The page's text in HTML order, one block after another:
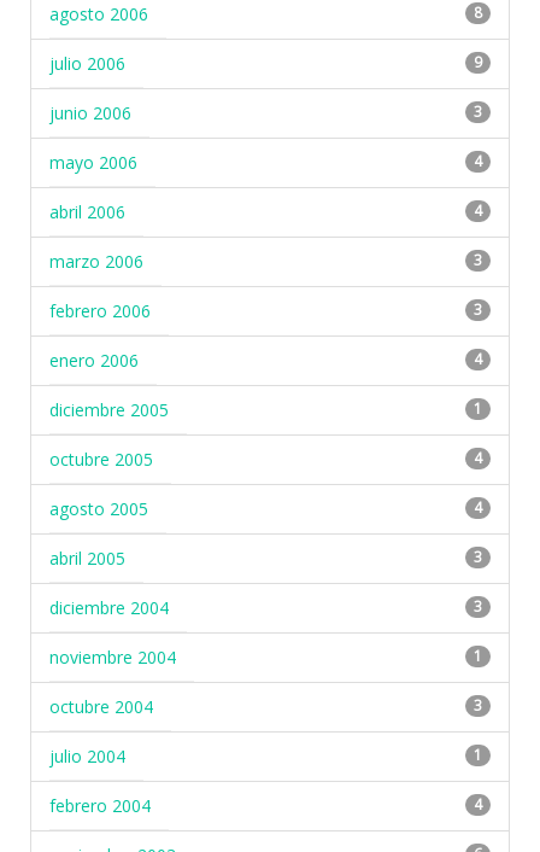
agosto 2006 8
julio 2006 9
junio 2006 3
mayo 2006 4
abril 2006 4
marzo 2006 3
febrero 2006 3
enero 2006 4
diciembre 2005 1
octubre 2005 4
agosto 2005 4
abril 2005 3
diciembre 2004 3
noviembre 2004 1
octubre 2004 3
julio 2004 1
febrero 2004 4